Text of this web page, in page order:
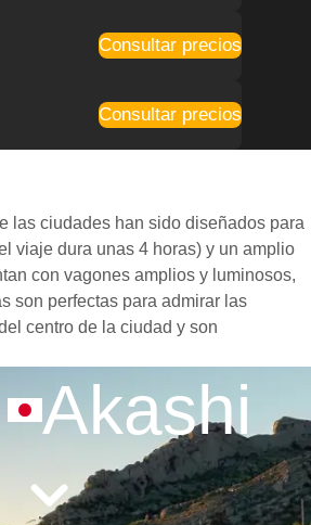
Consultar precios
Consultar precios
las ciudades han sido diseñados para
viaje dura unas 4 horas) y un amplio
con vagones amplios y luminosos,
son perfectas para admirar las
centro de la ciudad y son
Akashi